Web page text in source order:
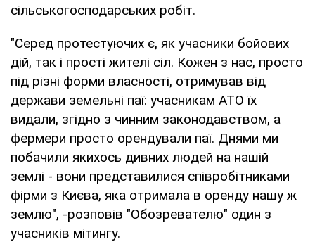
сільськогосподарських робіт.
"Серед протестуючих є, як учасники бойових
дій, так і прості жителі сіл. Кожен з нас, просто
під різні форми власності, отримував від
держави земельні паї: учасникам АТО їх
видали, згідно з чинним законодавством, а
фермери просто орендували паї. Днями ми
побачили якихось дивних людей на нашій
землі - вони представилися співробітниками
фірми з Києва, яка отримала в оренду нашу ж
землю", -розповів "Обозревателю" один з
учасників мітингу.